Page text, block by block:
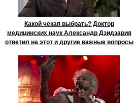
Какой чекап выбрать? Доктор
медицинских наук Александр Дзидзария
ответил на этот и другие важные вопросы